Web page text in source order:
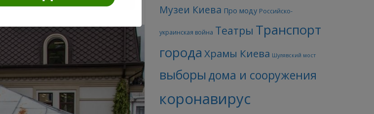
Музеи Киева Про моду Российско-
украинская война Театры Транспорт
города Храмы Киева Шулявский мост
выборы дома и сооружения
коронавирус